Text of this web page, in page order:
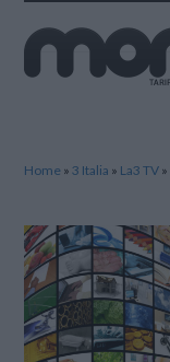
Home »3 Italia » La3 TV »